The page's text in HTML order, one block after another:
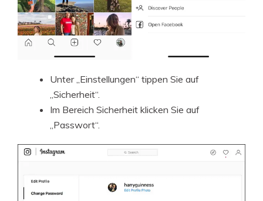
Unter „Einstellungen“ tippen Sie auf
„Sicherheit“.
Im Bereich Sicherheit klicken Sie auf
„Passwort“.